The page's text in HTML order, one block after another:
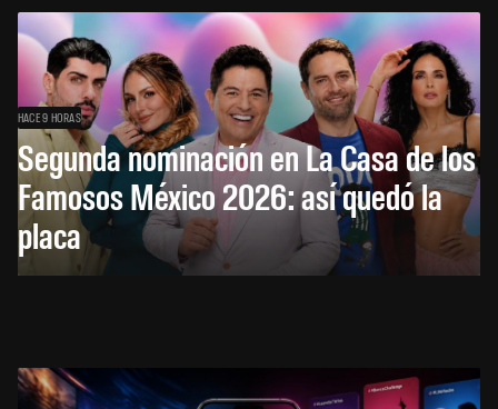
HACE 9 HORAS
Segunda nominación en La Casa de los
Famosos México 2026: así quedó la
placa